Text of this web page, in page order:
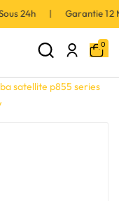
24h | Garantie
0
satellite p855 series